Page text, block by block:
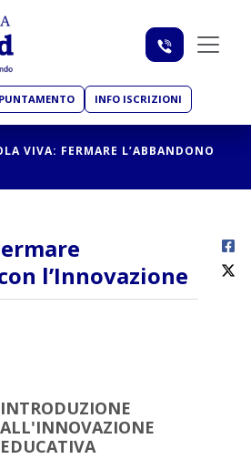
INFO ISCRIZIONI
VIVA: FERMARE L’ABBANDONO
l’Innovazione
INTRODUZIONE
ALL'INNOVAZIONE
EDUCATIVA